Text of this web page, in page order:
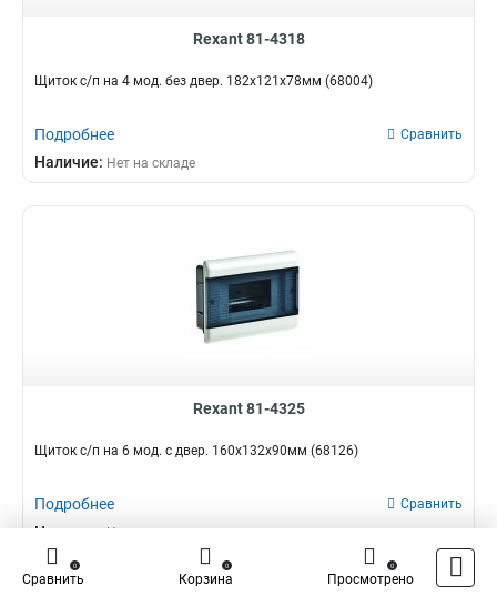
Rexant 81-4318
Щиток с/п на 4 мод. без двер. 182х121х78мм (68004)
Подробнее Сравнить
Наличие: Нет на складе
Rexant 81-4325
Щиток с/п на 6 мод. с двер. 160х132х90мм (68126)
Подробнее Сравнить
Наличие: Нет на складе
Сравнить
0
Корзина
0
Просмотрено
0